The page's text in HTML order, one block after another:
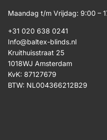
Maandag t/m Vrijdag: 9:00 –
+31 020 638 0241
Info@baltex-blinds.nl
Kruithuisstraat 25
1018WJ Amsterdam
KvK: 87127679
BTW: NL004366212B29